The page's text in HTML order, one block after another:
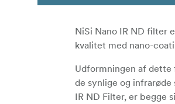
NiSi Nano IR ND filter
kvalitet med nano-
Udformningen af
de synlige og
IR ND Filter, er begge